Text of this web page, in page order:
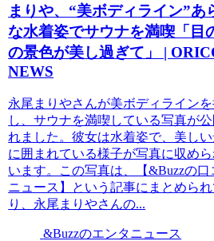
まりや、“美ボディライン”あ
な水着姿でサウナを満喫「目
の景色が美し過ぎて」 |
NEWS
永尾まりやさんが美ボディライン
し、サウナを満喫している写真が公
れました。彼女は水着姿で、美し
に囲まれている様子が写真に収めら
います。この写真は、【&Buzzの口
ニュース】という記事にまとめら
り、永尾まりやさんの...
&Buzzのエンタニュース